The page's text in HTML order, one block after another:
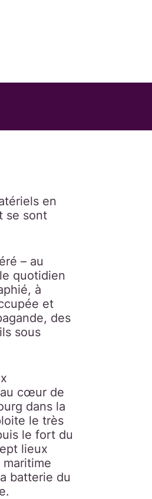
en
se sont
– au
quotidien
à
et
des
sous
cœur de
dans la
le très
le fort du
lieux
batterie du